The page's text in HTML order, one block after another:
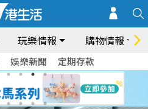
玩樂情報 購物情報
娛樂新聞 定期存款